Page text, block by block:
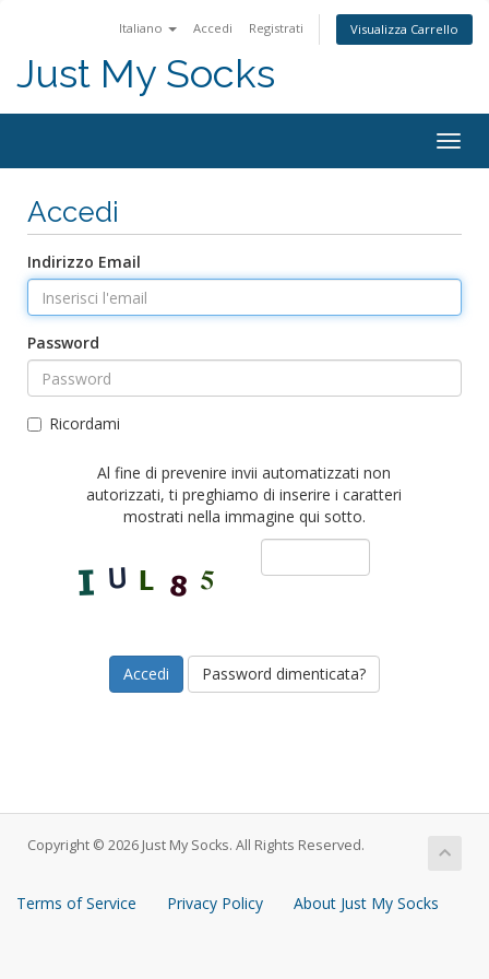
Italiano Accedi Registrati Visualizza Carrello
Just My Socks
Accedi
Indirizzo Email
Password
Ricordami
Al fine di prevenire invii automatizzati non
autorizzati, ti preghiamo di inserire i caratteri
mostrati nella immagine qui sotto.
Password dimenticata?
Copyright © 2026 Just My Socks. All Rights Reserved.
Terms of Service Privacy Policy About Just My Socks